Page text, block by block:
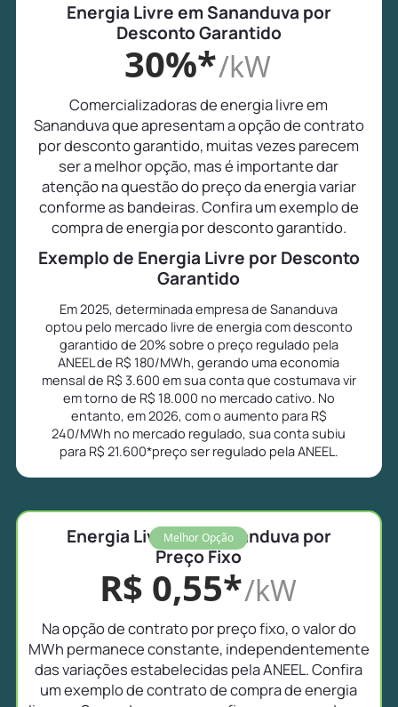
Energia Livre em Sananduva por
Desconto Garantido
30%*/kW
Comercializadoras de energia livre em
Sananduva que apresentam a opção de contrato
por desconto garantido, muitas vezes parecem
ser a melhor opção, mas é importante dar
atenção na questão do preço da energia variar
conforme as bandeiras. Confira um exemplo de
compra de energia por desconto garantido.
Exemplo de Energia Livre por Desconto
Garantido
Em 2025, determinada empresa de Sananduva
optou pelo mercado livre de energia com desconto
garantido de 20% sobre o preço regulado pela
ANEEL de R$ 180/MWh, gerando uma economia
mensal de R$ 3.600 em sua conta que costumava vir
em torno de R$ 18.000 no mercado cativo. No
entanto, em 2026, com o aumento para R$
240/MWh no mercado regulado, sua conta subiu
para R$ 21.600*preço ser regulado pela ANEEL.
Melhor Opção
Energia Livre em Sananduva por
Preço Fixo
R$ 0,55*/kW
Na opção de contrato por preço fixo, o valor do
MWh permanece constante, independentemente
das variações estabelecidas pela ANEEL. Confira
um exemplo de contrato de compra de energia